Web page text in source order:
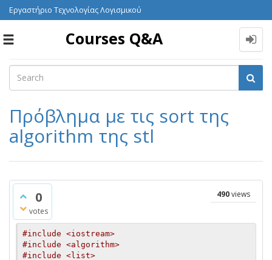
Εργαστήριο Τεχνολογίας Λογισμικού
Toggle
Courses Q&A
Πρόβλημα με τις sort της
algorithm της stl
0
votes
490views
#include <iostream>
#include <algorithm>
#include <list>